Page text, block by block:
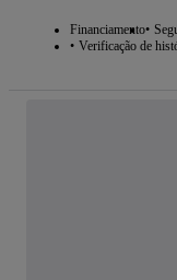
Financiamento
Verificação de